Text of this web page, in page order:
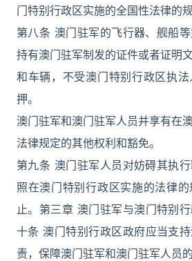
门特别行政区实施的全国性法律的
第八条 澳门驻军的飞行器、舰船
持有澳门驻军制发的证件或者证明
和车辆，不受澳门特别行政区执
押。
澳门驻军和澳门驻军人员并享有在
法律规定的其他权利和豁免。
第九条 澳门驻军人员对妨碍其执
照在澳门特别行政区实施的法律
止。第三章 澳门驻军与澳门特别
十条 澳门特别行政区政府应当支
责，保障澳门驻军和澳门驻军人员的